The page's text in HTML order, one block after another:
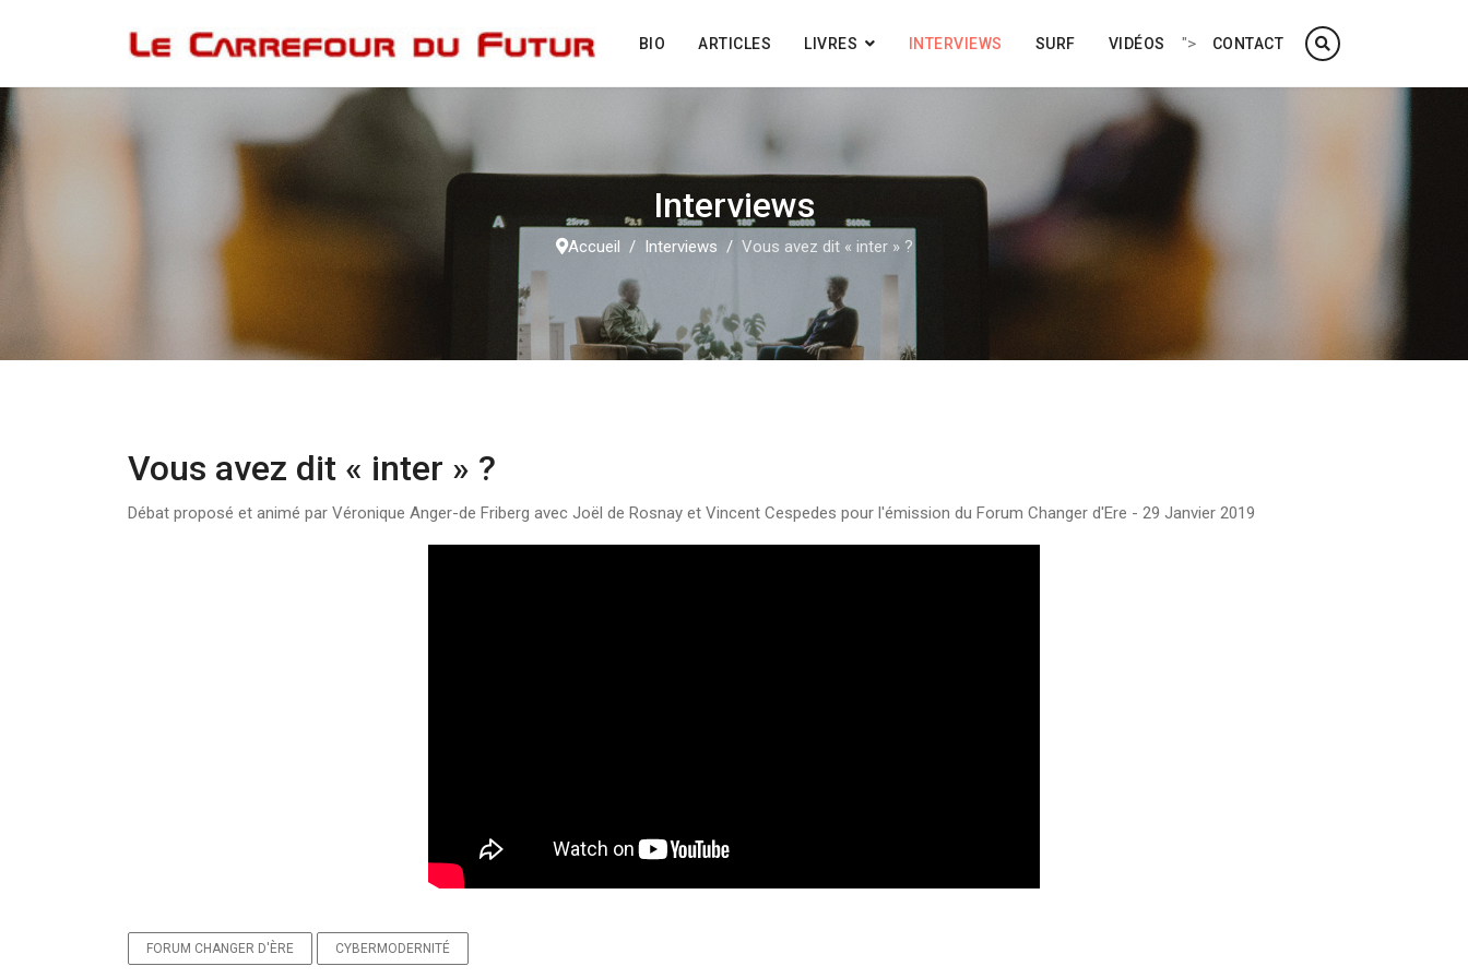
BIO ARTICLES LIVRES INTERVIEWS SURF VIDÉOS "> CONTACT
Interviews
Accueil Interviews Vous avez dit « inter » ?
Vous avez dit « inter » ?
Débat proposé et animé par Véronique Anger-de Friberg avec Joël de Rosnay et Vincent Cespedes pour l'émission du Forum Changer d'Ere - 29 Janvier 2019
FORUM CHANGER D'ÈRE CYBERMODERNITÉ